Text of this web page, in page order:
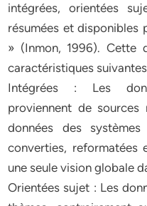
intégrées, orientées
résumées et disponibles
» (Inmon, 1996). Cette
caractéristiques
Intégrées : Les
proviennent de sources
données des
converties,
une seule vision globale
Orientées sujet : Les